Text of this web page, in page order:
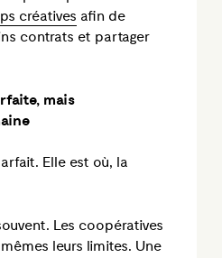
créatives afin de
contrats et partager
mais
Elle est où, la
Les coopératives
leurs limites. Une